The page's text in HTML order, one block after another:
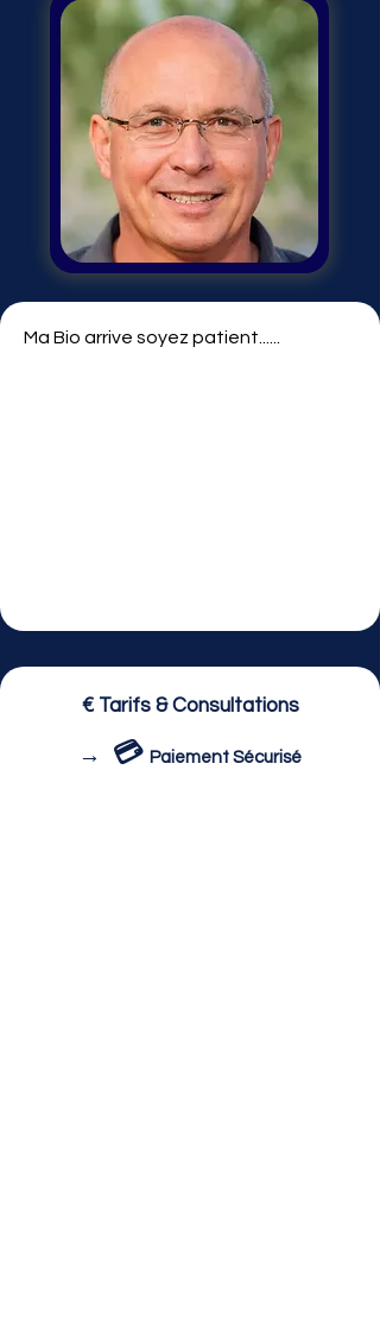
Ma Bio arrive soyez patient......
€ Tarifs & Consultations
→ 💳 Paiement Sécurisé